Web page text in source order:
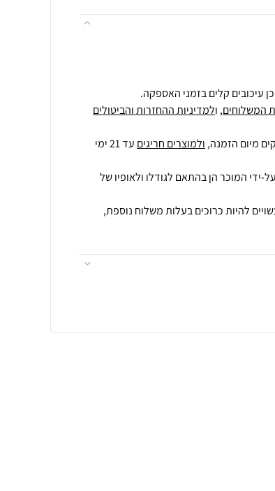
עיכובים קלים בזמני האספקה.
המשלוחים, ולמדיניות ההחזרות והביטולים
ולמוצרים חריגים
עד 21 ימי
ידי המוכר הן בהתאם לגודלו ולאופיו של
להיות כרוכים בעלות משלוח נוספת,